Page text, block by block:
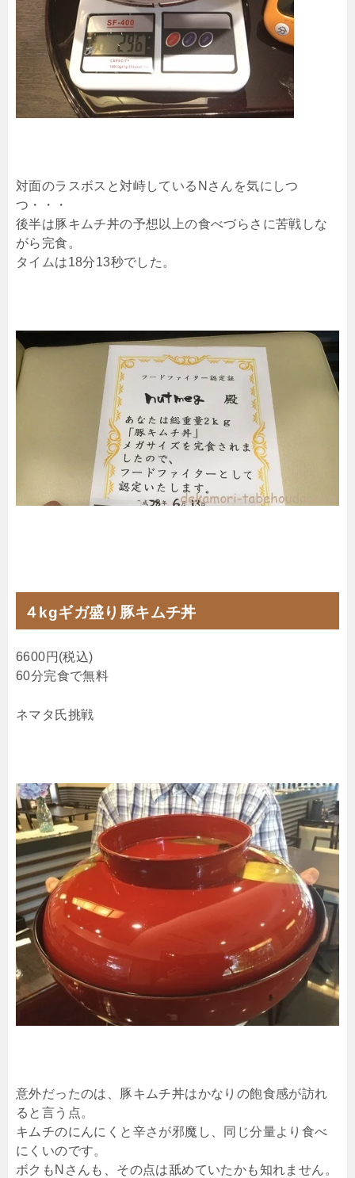
対面のラスボスと対峙しているNさんを気にしつ
つ・・・
後半は豚キムチ丼の予想以上の食べづらさに苦戦しな
がら完食。
タイムは18分13秒でした。
４kgギガ盛り豚キムチ丼
6600円(税込)
60分完食で無料
ネマタ氏挑戦
意外だったのは、豚キムチ丼はかなりの飽食感が訪れ
ると言う点。
キムチのにんにくと辛さが邪魔し、同じ分量より食べ
にくいのです。
ボクもNさんも、その点は舐めていたかも知れません。